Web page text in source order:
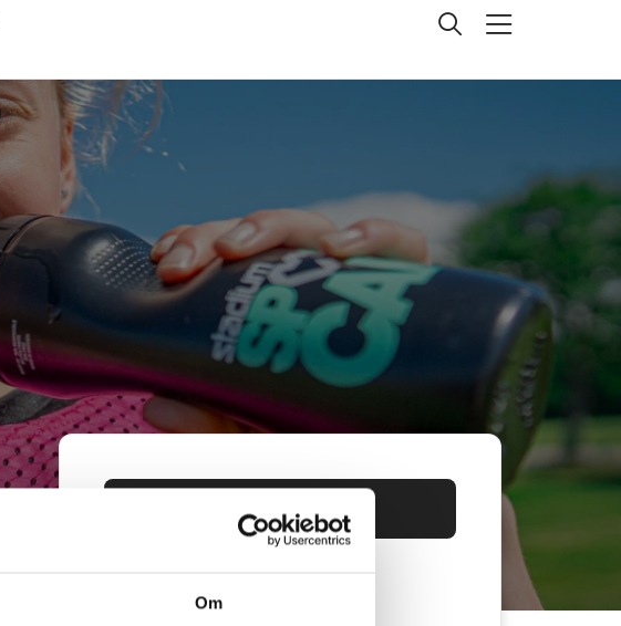
Om
Eventet har passerat
Datum:
16-20 februari